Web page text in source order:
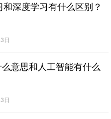
深度学习有什么区别？
日
意思和人工智能有什么
日